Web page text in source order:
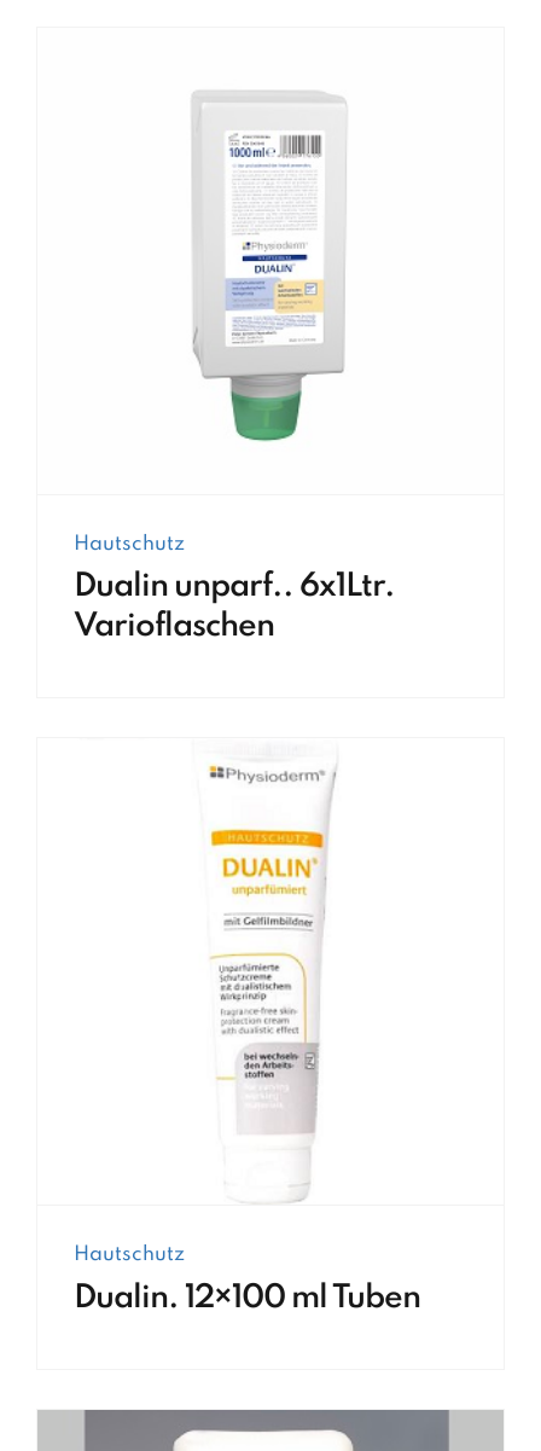
Hautschutz
Dualin unparf.. 6x1Ltr.
Varioflaschen
Hautschutz
Dualin. 12×100 ml Tuben